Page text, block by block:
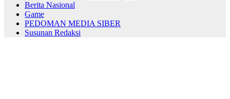
Berita Nasional
Game
PEDOMAN MEDIA SIBER
Susunan Redaksi